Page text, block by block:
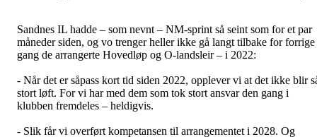
Sandnes IL hadde – som nevnt – NM-sprint så seint som for et par
måneder siden, og vo trenger heller ikke gå langt tilbake for forrige
gang de arrangerte Hovedløp og O-landsleir – i 2022:
- Når det er såpass kort tid siden 2022, opplever vi at det ikke blir
stort løft. For vi har med dem som tok stort ansvar den gang i
klubben fremdeles – heldigvis.
- Slik får vi overført kompetansen til arrangementet i 2028. Og